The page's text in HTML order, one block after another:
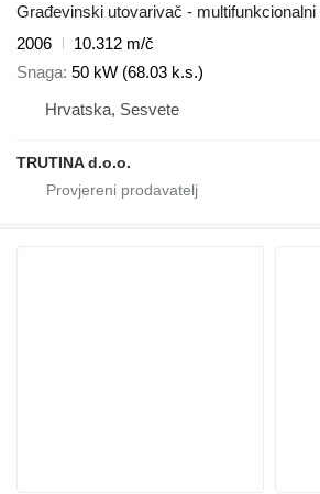
Građevinski utovarivač - multifunkcionalni
2006
10.312 m/č
Snaga 50 kW (68.03 k.s.)
Hrvatska, Sesvete
TRUTINA d.o.o.